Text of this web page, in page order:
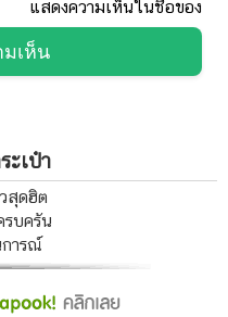
ถมฟรีไม่เสียเงินซักบาท